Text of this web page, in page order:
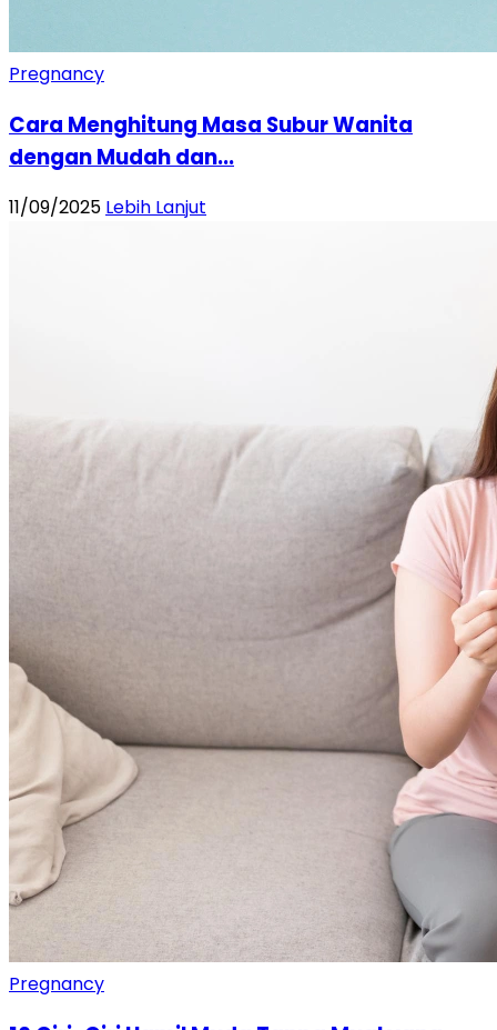
Pregnancy
Cara Menghitung Masa Subur Wanita
dengan Mudah dan...
11/09/2025 Lebih Lanjut
Pregnancy